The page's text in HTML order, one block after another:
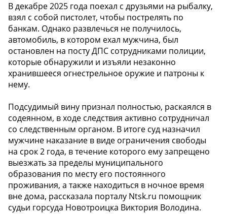
В декабре 2025 года поехал с друзьями на рыбалку,
взял с собой пистолет, чтобы пострелять по
банкам. Однако развлечься не получилось,
автомобиль, в котором ехал мужчина, был
остановлен на посту ДПС сотрудниками полиции,
которые обнаружили и изъяли незаконно
хранившееся огнестрельное оружие и патроны к
нему.
Подсудимый вину признал полностью, раскаялся в
содеянном, в ходе следствия активно сотрудничал
со следственным органом. В итоге суд назначил
мужчине наказание в виде ограничения свободы
на срок 2 года, в течение которого ему запрещено
выезжать за пределы муниципального
образования по месту его постоянного
проживания, а также находиться в ночное время
вне дома, рассказала порталу Ntsk.ru помощник
судьи горсуда Новотроицка Виктория Володина.